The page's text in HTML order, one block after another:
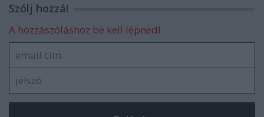
Szólj hozzá!
A hozzászóláshoz be kell lépned!